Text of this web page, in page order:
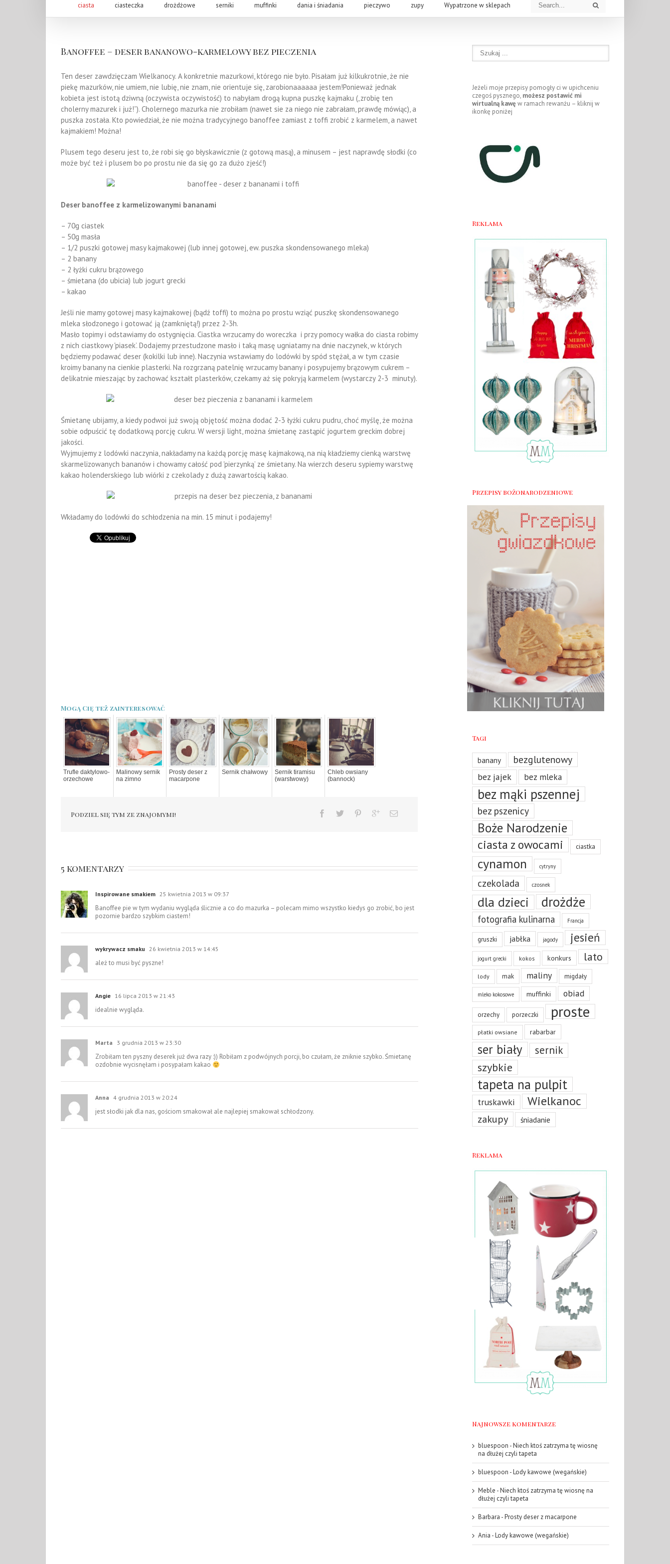
ciasta ciasteczka drożdżowe serniki muffinki dania i śniadania pieczywo zupy Wypatrzone w sklepach
Banoffee – deser bananowo-karmelowy bez pieczenia
Ten deser zawdzięczam Wielkanocy. A konkretnie mazurkowi, którego nie było. Pisałam już kilkukrotnie, że nie
piekę mazurków, nie umiem, nie lubię, nie znam, nie orientuje się, zarobionaaaaaa jestem!Ponieważ jednak
kobieta jest istotą dziwną (oczywista oczywistość) to nabyłam drogą kupna puszkę kajmaku („zrobię ten
cholerny mazurek i już!”). Cholernego mazurka nie zrobiłam (nawet sie za niego nie zabrałam, prawdę mówiąc), a
puszka została. Kto powiedział, że nie można tradycyjnego banoffee zamiast z toffi zrobić z karmelem, a nawet
kajmakiem! Można!
Plusem tego deseru jest to, że robi się go błyskawicznie (z gotową masą), a minusem – jest naprawdę słodki (co
może być też i plusem bo po prostu nie da się go za dużo zjeść!)
Deser banoffee z karmelizowanymi bananami
– 70g ciastek
– 50g masła
– 1/2 puszki gotowej masy kajmakowej (lub innej gotowej, ew. puszka skondensowanego mleka)
– 2 banany
– 2 łyżki cukru brązowego
– śmietana (do ubicia) lub jogurt grecki
– kakao
Jeśli nie mamy gotowej masy kajmakowej (bądź toffi) to można po prostu wziąć puszkę skondensowanego
mleka słodzonego i gotować ją (zamkniętą!) przez 2-3h.
Masło topimy i odstawiamy do ostygnięcia. Ciastka wrzucamy do woreczka i przy pomocy wałka do ciasta robimy
z nich ciastkowy 'piasek’. Dodajemy przestudzone masło i taką masę ugniatamy na dnie naczynek, w których
będziemy podawać deser (kokilki lub inne). Naczynia wstawiamy do lodówki by spód stężał, a w tym czasie
kroimy banany na cienkie plasterki. Na rozgrzaną patelnię wrzucamy banany i posypujemy brązowym cukrem –
delikatnie mieszając by zachować kształt plasterków, czekamy aż się pokryją karmelem (wystarczy 2-3 minuty).
Śmietanę ubijamy, a kiedy podwoi już swoją objętość można dodać 2-3 łyżki cukru pudru, choć myślę, że można
sobie odpuścić tę dodatkową porcję cukru. W wersji light, można śmietanę zastąpić jogurtem greckim dobrej
jakości.
Wyjmujemy z lodówki naczynia, nakładamy na każdą porcję masę kajmakową, na nią kładziemy cienką warstwę
skarmelizowanych bananów i chowamy całość pod 'pierzynką’ ze śmietany. Na wierzch deseru sypiemy warstwę
kakao holenderskiego lub wiórki z czekolady z dużą zawartością kakao.
Wkładamy do lodówki do schłodzenia na min. 15 minut i podajemy!
Mogą Cię też zainteresować
Trufle daktylowo-
orzechowe
Malinowy sernik
na zimno
Prosty deser z
macarpone
Sernik chałwowy
Sernik tiramisu
(warstwowy)
Chleb owsiany
(bannock)
Podziel się tym ze znajomymi!
5 komentarzy
Inspirowane smakiem 25 kwietnia 2013 w 09:37
Banoffee pie w tym wydaniu wygląda ślicznie a co do mazurka – polecam mimo wszystko kiedys go zrobić, bo jest
pozornie bardzo szybkim ciastem!
wykrywacz smaku 26 kwietnia 2013 w 14:45
ależ to musi być pyszne!
Angie 16 lipca 2013 w 21:43
idealnie wygląda.
Marta 3 grudnia 2013 w 23:30
Zrobiłam ten pyszny deserek już dwa razy :)) Robiłam z podwójnych porcji, bo czułam, że zniknie szybko. Śmietanę
ozdobnie wycisnęłam i posypałam kakao
Anna 4 grudnia 2013 w 20:24
jest słodki jak dla nas, gościom smakował ale najlepiej smakował schłodzony.
Jeżeli moje przepisy pomogły ci w upichceniu
czegoś pysznego, możesz postawić mi
wirtualną kawę w ramach rewanżu – kliknij w
ikonkę poniżej
Reklama
Przepisy bożonarodzeniowe
Tagi
banany bezglutenowy
bez jajek bez mleka
bez mąki pszennej
bez pszenicy
Boże Narodzenie
ciasta z owocami ciastka
cynamon cytryny
czekolada czosnek
dla dzieci drożdże
fotografia kulinarna Francja
gruszki jabłka jagody jesień
jogurt grecki kokos konkurs lato
lody mak maliny migdały
mleko kokosowe muffinki obiad
orzechy porzeczki proste
płatki owsiane rabarbar
ser biały sernik
szybkie
tapeta na pulpit
truskawki Wielkanoc
zakupy śniadanie
Reklama
Najnowsze komentarze
bluespoon -Niech ktoś zatrzyma tę wiosnę
na dłużej czyli tapeta
bluespoon -Lody kawowe (wegańskie)
Meble -Niech ktoś zatrzyma tę wiosnę na
dłużej czyli tapeta
Barbara -Prosty deser z macarpone
Ania -Lody kawowe (wegańskie)